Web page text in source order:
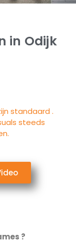
in Odijk
standaard .
steeds
?